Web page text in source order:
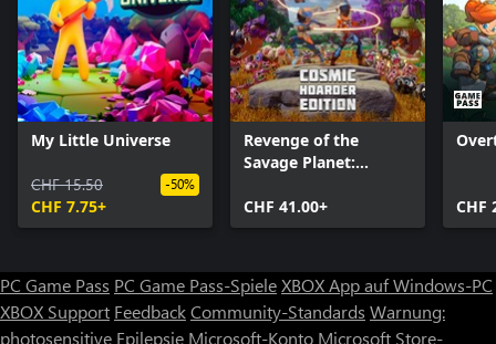
My Little Universe
CHF 15.50
CHF 7.75+
-50%
Revenge of the
Savage Planet:
Edition
CHF 41.00+ CHF
PC Game Pass PC Game Pass-SpieleXBOX App auf Windows-PC
XBOX Support FeedbackCommunity-Standards Warnung:
photosensitive Epilepsie Microsoft-Konto Microsoft Store-